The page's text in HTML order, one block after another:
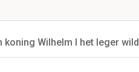
koning Wilhelm I het leger